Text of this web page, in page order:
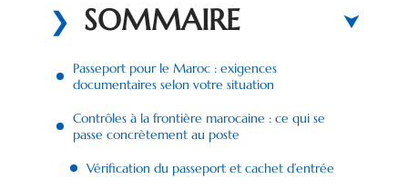
SOMMAIRE
Passeport pour le Maroc : exigences
documentaires selon votre situation
Contrôles à la frontière marocaine : ce qui se
passe concrètement au poste
Vérification du passeport et cachet d’entrée